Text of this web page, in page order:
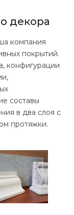
декора
компания
покрытий.
конфигурации
составы
в два слоя с
протяжки.